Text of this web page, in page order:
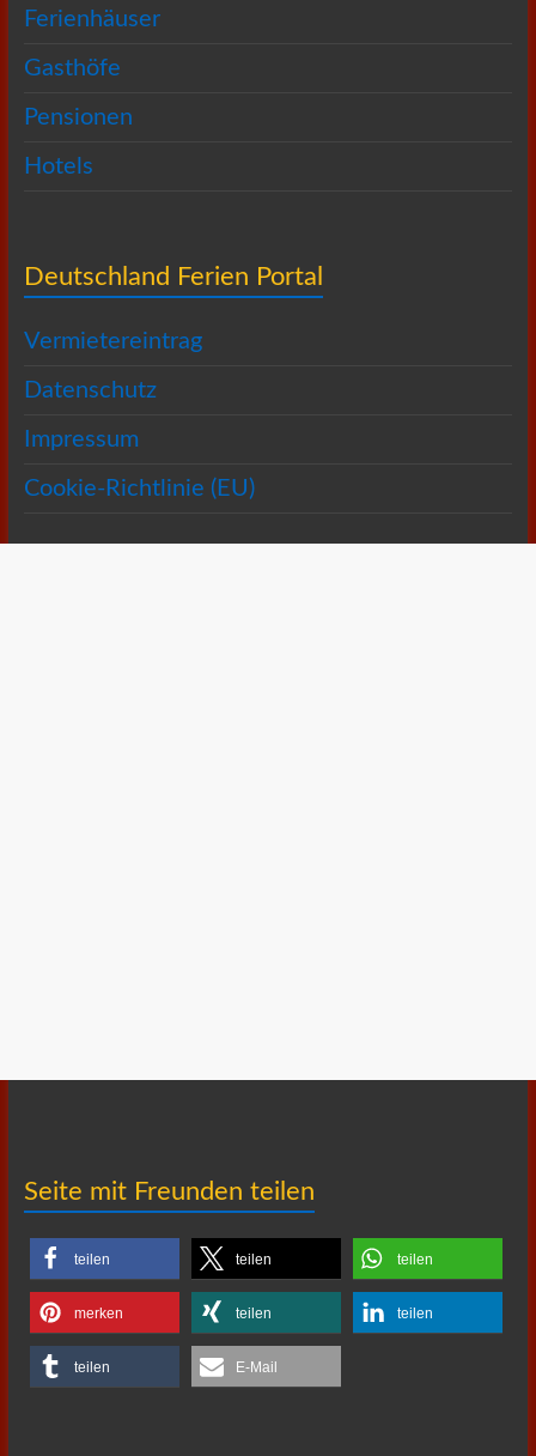
Ferienhäuser
Gasthöfe
Pensionen
Hotels
Deutschland Ferien Portal
Vermietereintrag
Datenschutz
Impressum
Cookie-Richtlinie (EU)
Seite mit Freunden teilen
teilen teilen teilen
merken teilen teilen
teilen E-Mail